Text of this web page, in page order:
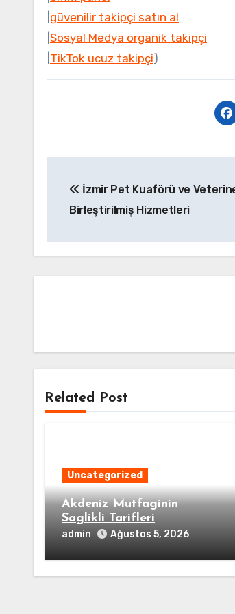
güvenilir takipçi satın al
Sosyal Medya organik takipçi
TikTok ucuz takipçi)
gezinmesi
İzmir Pet Kuaförü ve
Birleştirilmiş Hizmetleri
Related Post
Uncategorized
Akdeniz Mutfaginin
Saglikli Tarifleri
admin Ağustos 5, 2026